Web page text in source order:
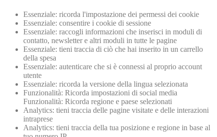
Essenziale: ricorda l'impostazione dei permessi dei cookie
Essenziale: consentire i cookie di sessione
Essenziale: raccogli informazioni che inserisci in moduli di
contatto, newsletter e altri moduli in tutte le pagine
Essenziale: tieni traccia di ciò che hai inserito in un carrello
della spesa
Essenziale: autenticare che si è connessi al proprio account
utente
Essenziale: ricorda la versione della lingua selezionata
Funzionalità: Ricorda impostazioni di social media
Funzionalità: Ricorda regione e paese selezionati
Analytics: tieni traccia delle pagine visitate e delle interazioni
intraprese
Analytics: tieni traccia della tua posizione e regione in base al